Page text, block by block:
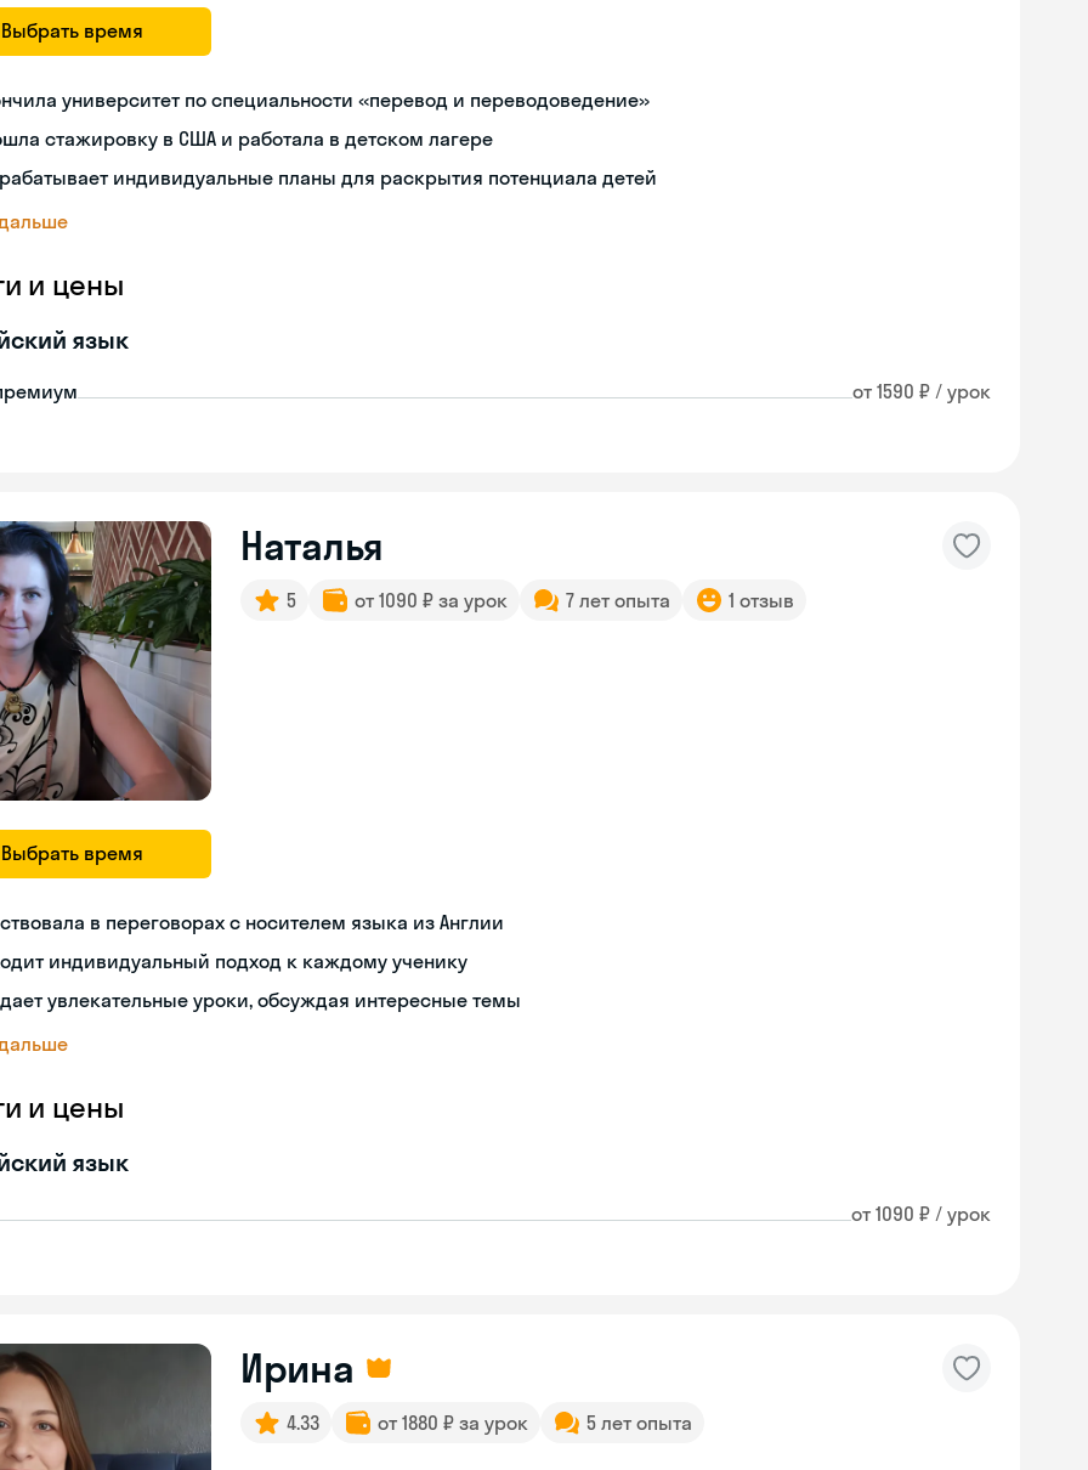
Выбрать время
университет по специальности «перевод и переводоведение»
стажировку в США и работала в детском лагере
индивидуальные планы для раскрытия потенциала детей
и цены
язык
от 1590 ₽ / урок
Выбрать время
Наталья
5 от 1090 ₽ за урок 7 лет опыта 1 отзыв
в переговорах с носителем языка из Англии
индивидуальный подход к каждому ученику
увлекательные уроки, обсуждая интересные темы
и цены
язык
от 1090 ₽ / урок
Ирина
4.33 от 1880 ₽ за урок 5 лет опыта